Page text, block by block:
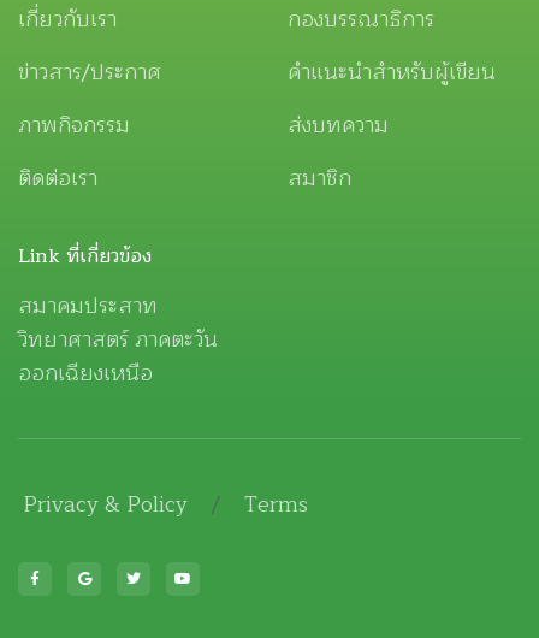
เกี่ยวกับเรา
ข่าวสาร/ประกาศ
ภาพกิจกรรม
ติดต่อเรา
กองบรรณาธิการ
คำแนะนำสำหรับผู้เขียน
ส่งบทความ
สมาชิก
Link ที่เกี่ยวข้อง
สมาคมประสาท
วิทยาศาสตร์ ภาคตะวัน
ออกเฉียงเหนือ
Privacy & Policy / Terms